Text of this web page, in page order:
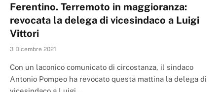
Ferentino. Terremoto in maggioranza:
revocata la delega di vicesindaco a Luigi
Vittori
3 Dicembre 2021
Con un laconico comunicato di circostanza, il sindaco
Antonio Pompeo ha revocato questa mattina la delega di